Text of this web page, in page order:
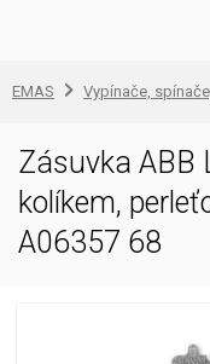
EMAS Vypínače,
Zásuvka ABB
kolíkem,
A06357 68